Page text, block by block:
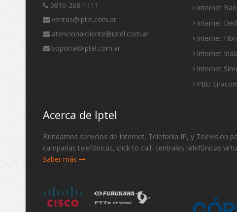
0810-268-1111
ventas@iptel.com.ar
atencionalcliente@iptel.com.ar
soporte@iptel.com.ar
Internet
Internet
Internet
Internet
Internet
PBU
Acerca de Iptel
Brindamos servicios de Internet, Telefonía IP, y Televisión
campañas telefónicas, click to call, centrales telefónicas
Saber más